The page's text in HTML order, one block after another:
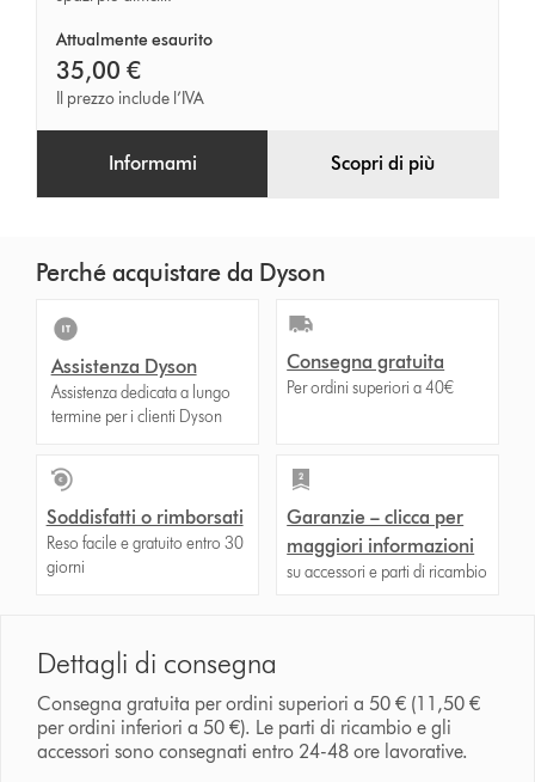
Attualmente esaurito
35,00 €
Il prezzo include l’IVA
Informami Scopri di più
Perché acquistare da Dyson
Assistenza Dyson
Assistenza dedicata a lungo
termine per i clienti Dyson
Consegna gratuita
Per ordini superiori a 40€
Soddisfatti o rimborsati
Reso facile e gratuito entro 30
giorni
Garanzie – clicca per
maggiori informazioni
su accessori e parti di ricambio
Dettagli di consegna
Consegna gratuita per ordini superiori a 50 € (11,50 €
per ordini inferiori a 50 €). Le parti di ricambio e gli
accessori sono consegnati entro 24-48 ore lavorative.